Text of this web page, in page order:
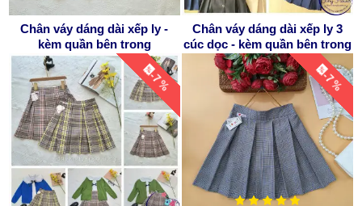
Chân váy dáng dài xếp ly -
kèm quần bên trong
Chân váy dáng dài xếp ly 3
cúc dọc - kèm quần bên trong
-7 % -7 %